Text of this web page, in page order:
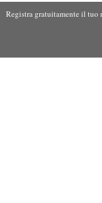
Registra gratuitamente il tuo